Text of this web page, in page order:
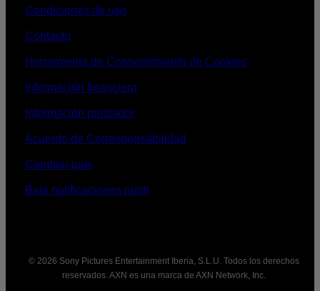
Condiciones de uso
Contacto
Herramienta de Consentimiento de Cookies
Información financiera
Información prestador
Acuerdo de Corresponsabilidad
Cambiar país
Baja notificaciones push
© 2026 Sony Pictures Entertainment Iberia, S.L.U. Todos los derechos
reservados. AXN es una marca de AXN Network, Inc.